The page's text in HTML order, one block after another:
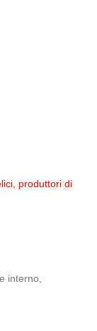
produttori di
interno,